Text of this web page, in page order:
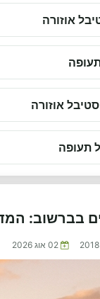
אוזורה
אוזורה
תעופה
בברשוב:
02 אוג 2026